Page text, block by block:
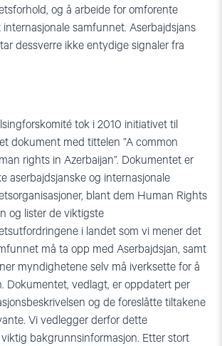
og å arbeide for omforente
samfunnet. Aserbajdsjans
dessverre ikke entydige signaler fra
tok i 2010 initiativet til
dokument med tittelen ”A common
rights in Azerbaijan”. Dokumentet er
aserbajdsjanske og internasjonale
blant dem Human Rights
og lister de viktigste
i landet som vi mener det
må ta opp med Aserbajdsjan, samt
myndighetene selv må iverksette for å
Dokumentet, vedlagt, er oppdatert per
og de foreslåtte tiltakene
Vi vedlegger derfor dette
bakgrunnsinformasjon. Etter stort